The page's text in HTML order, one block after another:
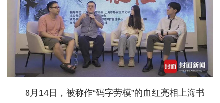
8月14日，被称作“码字劳模”的血红亮相上海书